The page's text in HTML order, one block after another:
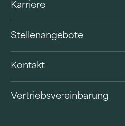
Karriere
Stellenangebote
Kontakt
Vertriebsvereinbarung